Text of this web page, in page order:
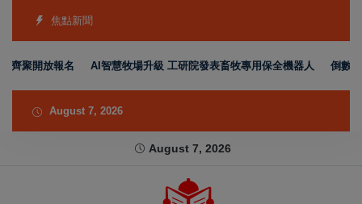
焦點新聞
放報名 AI智慧牧場升級 工研院發表畜牧專用保全機器人 倒數27天 全
August 7, 2026
August 7, 2026